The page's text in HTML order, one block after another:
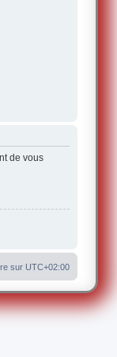
de vous
sur UTC+02:00